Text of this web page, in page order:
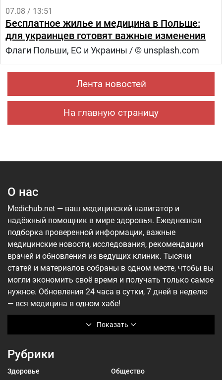
07.08 / 13:51
Бесплатное жилье и медицина в Польше:
для украинцев готовят важные изменения
Флаги Польши, ЕС и Украины / © unsplash.com
Лента новостей
На главную страницу
О нас
Показать
Medichub.net — ваш медицинский навигатор и
надёжный помощник в мире здоровья. Ежедневная
подборка проверенной информации, важные
медицинские новости, исследования, рекомендации
врачей и обновления из ведущих клиник. Тысячи
статей и материалов собраны в одном месте, чтобы вы
могли экономить своё время и получать только самое
нужное. Обновления 24 часа в сутки, 7 дней в неделю
— вся медицина в одном хабе!
Рубрики
Здоровье
Общество